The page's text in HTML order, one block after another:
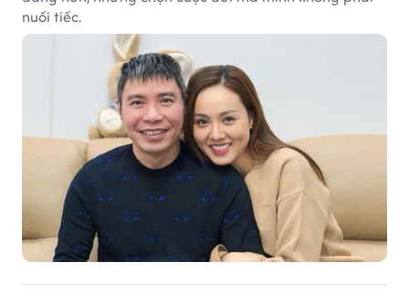
nuối tiếc.